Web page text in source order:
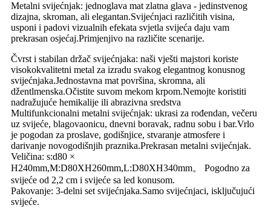
Metalni svijećnjak: jednoglava mat zlatna glava - jedinstvenog
dizajna, skroman, ali elegantan.Svijećnjaci različitih visina,
usponi i padovi vizualnih efekata svjetla svijeća daju vam
prekrasan osjećaj.Primjenjivo na različite scenarije.
Čvrst i stabilan držač svijećnjaka: naši vješti majstori koriste
visokokvalitetni metal za izradu svakog elegantnog konusnog
svijećnjaka.Jednostavna mat površina, skromna, ali
džentlmenska.Očistite suvom mekom krpom.Nemojte koristiti
nadražujuće hemikalije ili abrazivna sredstva
Multifunkcionalni metalni svijećnjak: ukrasi za rođendan, večeru
uz svijeće, blagovaonicu, dnevni boravak, radnu sobu i bar.Vrlo
je pogodan za proslave, godišnjice, stvaranje atmosfere i
darivanje novogodišnjih praznika.Prekrasan metalni svijećnjak.
Veličina: s:d80 ×
H240mm,M:D80XH260mm,L:D80XH340mm。 Pogodno za
svijeće od 2,2 cm i svijeće sa led konusom.
Pakovanje: 3-delni set svijećnjaka.Samo svijećnjaci, isključujući
svijeće.